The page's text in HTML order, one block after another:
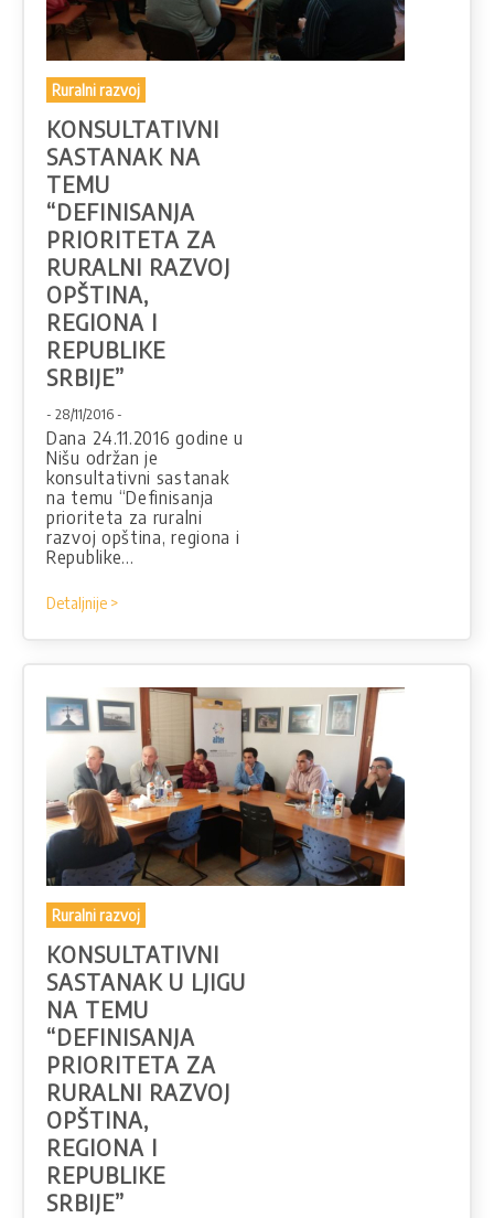
Ruralni razvoj
KONSULTATIVNI
SASTANAK NA
TEMU
“DEFINISANJA
PRIORITETA ZA
RURALNI RAZVOJ
OPŠTINA,
REGIONA I
REPUBLIKE
SRBIJE”
- 28/11/2016 -
Dana 24.11.2016 godine u
Nišu održan je
konsultativni sastanak
na temu “Definisanja
prioriteta za ruralni
razvoj opština, regiona i
Republike…
Detaljnije >
Ruralni razvoj
KONSULTATIVNI
SASTANAK U LJIGU
NA TEMU
“DEFINISANJA
PRIORITETA ZA
RURALNI RAZVOJ
OPŠTINA,
REGIONA I
REPUBLIKE
SRBIJE”